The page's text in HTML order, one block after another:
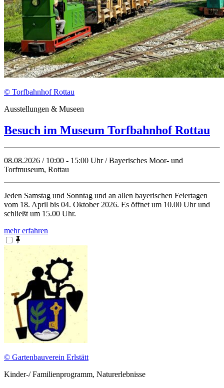
© Torfbahnhof Rottau
Ausstellungen & Museen
Besuch im Museum Torfbahnhof Rottau
08.08.2026 / 10:00 - 15:00 Uhr / Bayerisches Moor- und
Torfmuseum, Rottau
Jeden Samstag und Sonntag und an allen bayerischen Feiertagen
vom 18. April bis 04. Oktober 2026. Es öffnet um 10.00 Uhr und
schließt um 15.00 Uhr.
mehr erfahren
© Gartenbauverein Erlstätt
Kinder-/ Familienprogramm, Naturerlebnisse